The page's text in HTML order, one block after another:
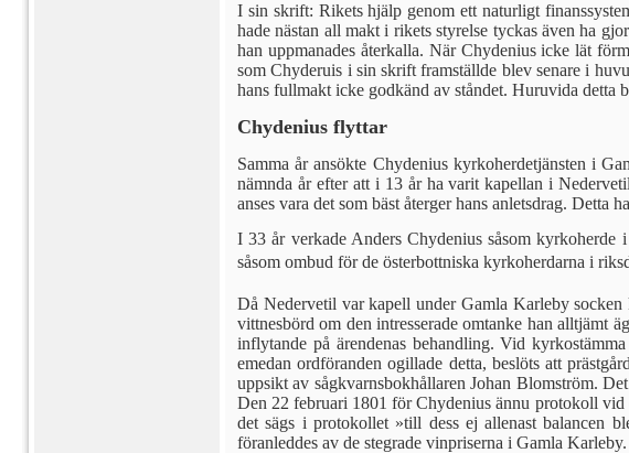
I sin skrift: Rikets hjälp genom ett naturligt
hade nästan all makt i rikets styrelse tyckas även ha
han uppmanades återkalla. När Chydenius icke lät
som Chyderuis i sin skrift framställde blev senare i
hans full­makt icke godkänd av ståndet. Hu­ruvida detta
Chydenius flyttar
Samma år ansökte Chydenius kyr­koherdetjänsten i
nämnda år efter att i 13 år ha varit kapellan i
anses vara det som bäst återger hans anletsdrag.
I 33 år verkade Anders Chydenius såsom
såsom ombud för de österbottniska kyrko­herdarna i
Då Nedervetil var kapell under Gamla Karleby
vittnesbörd om den intresserade om­tanke han alltjämt
in­flytande på ärendenas behandling. Vid
emedan ordföran­den ogillade detta, beslöts att
uppsikt av sågkvarnsbokhållaren Johan Blomström.
Den 22 februari 1801 för Chydenius ännu protokoll vid
det sägs i protokollet »till dess ej allenast balancen
föranleddes av de stegrade vinpriserna i Gamla Karleby.